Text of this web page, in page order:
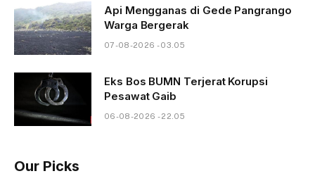
Api Mengganas di Gede Pangrango
Warga Bergerak
07-08-2026 - 03.05
Eks Bos BUMN Terjerat Korupsi
Pesawat Gaib
06-08-2026 - 22.05
Our Picks